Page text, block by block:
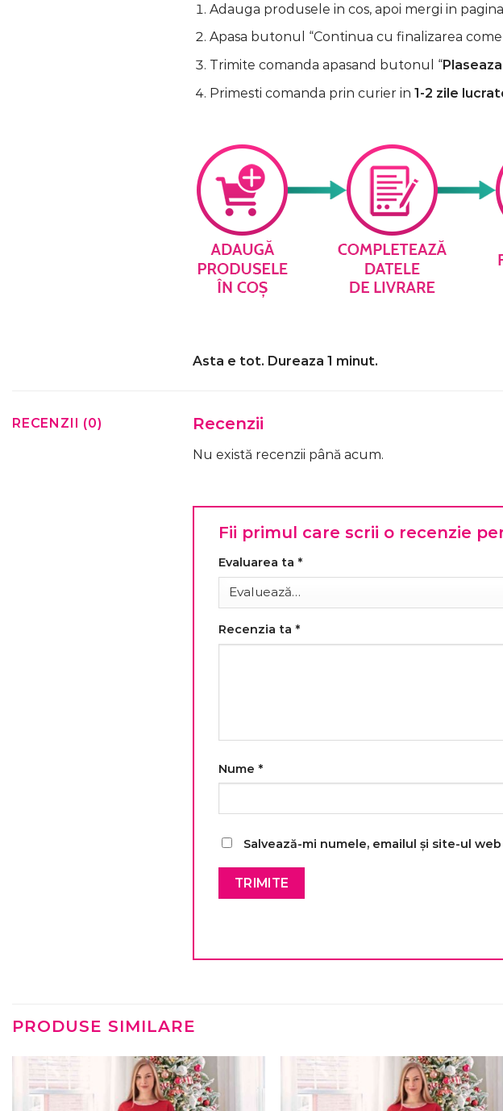
Adauga produsele in cos, apoi mergi in
Apasa butonul “Continua cu finalizarea
Trimite comanda apasand butonul “
Primesti comanda prin curier in 1-2 zile
Asta e tot. Dureaza 1 minut.
RECENZII (0) Recenzii
Nu există recenzii până acum.
Fii primul care scrii o recenzie
Evaluarea ta *
Recenzia ta *
Nume *
Salvează-mi numele, emailul și site-ul
PRODUSE SIMILARE